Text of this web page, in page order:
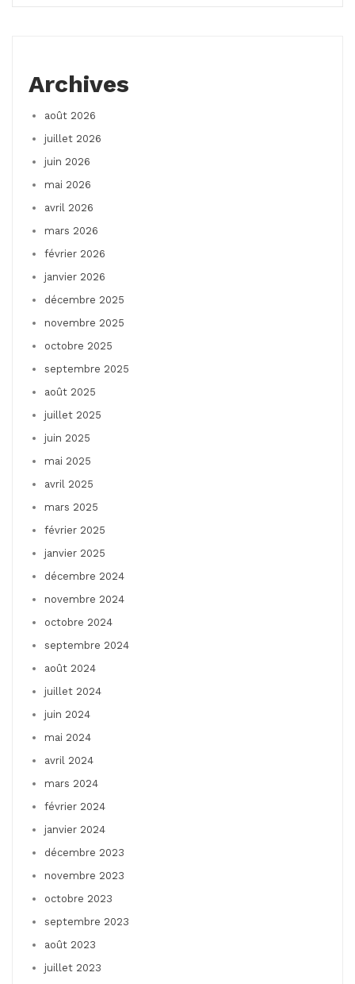
Archives
août 2026
juillet 2026
juin 2026
mai 2026
avril 2026
mars 2026
février 2026
janvier 2026
décembre 2025
novembre 2025
octobre 2025
septembre 2025
août 2025
juillet 2025
juin 2025
mai 2025
avril 2025
mars 2025
février 2025
janvier 2025
décembre 2024
novembre 2024
octobre 2024
septembre 2024
août 2024
juillet 2024
juin 2024
mai 2024
avril 2024
mars 2024
février 2024
janvier 2024
décembre 2023
novembre 2023
octobre 2023
septembre 2023
août 2023
juillet 2023